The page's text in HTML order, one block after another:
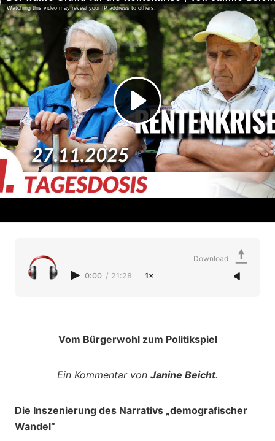
0:00 / 21:28 1×
Download
Vom Bürgerwohl zum Politikspiel
Ein Kommentar von Janine Beicht.
Die Inszenierung des Narrativs „demografischer
Wandel“